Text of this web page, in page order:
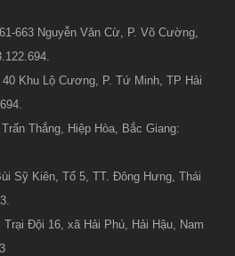
663 Nguyễn Văn Cừ, P. Võ Cường,
Khu Lộ Cương, P. Tứ Minh, TP Hải
Thắng, Hiệp Hòa, Bắc Giang:
Sỹ Kiên, Tổ 5, TT. Đông Hưng, Thái
Đội 16, xã Hải Phú, Hải Hậu, Nam